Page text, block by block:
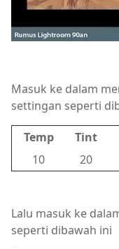
Masuk ke dalam
settingan seperti
Temp Tint
10
20
Lalu masuk ke
seperti dibawah ini